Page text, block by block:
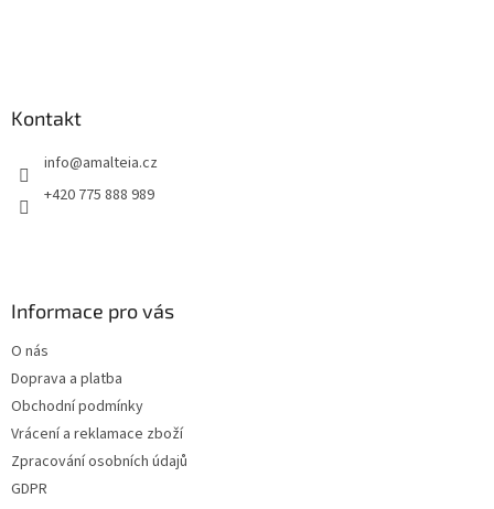
Kontakt
info@amalteia.cz
+420 775 888 989
Informace pro vás
O nás
Doprava a platba
Obchodní podmínky
Vrácení a reklamace zboží
Zpracování osobních údajů
GDPR